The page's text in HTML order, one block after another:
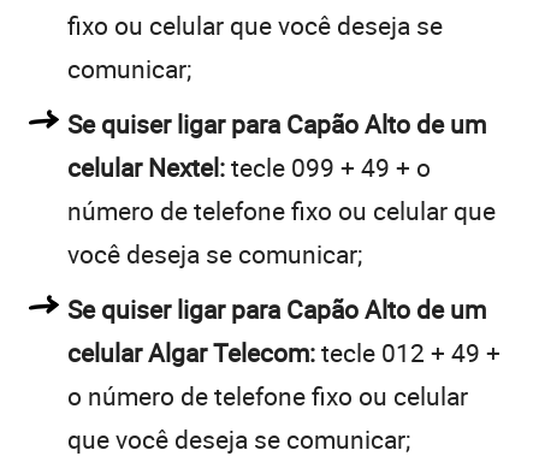
fixo ou celular que você deseja se
comunicar;
Se quiser ligar para Capão Alto de um
celular Nextel:tecle 099 + 49 + o
número de telefone fixo ou celular que
você deseja se comunicar;
Se quiser ligar para Capão Alto de um
celular Algar Telecom:tecle 012 + 49 +
o número de telefone fixo ou celular
que você deseja se comunicar;